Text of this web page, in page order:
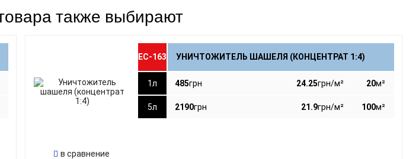
также выбирают
в сравнение
ЕС-163 УНИЧТОЖИТЕЛЬ ШАШЕЛЯ (КОНЦЕНТРАТ 1:4)
1л 485грн 24.25грн/м² 20м²
Стоимость на 1м² поверхности ≈
5л 2190грн 21.9грн/м² 100м²
Стоимость на 1м² поверхности ≈